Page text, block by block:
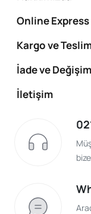
Online Express
Kargo ve
İade ve Değişim
İletişim